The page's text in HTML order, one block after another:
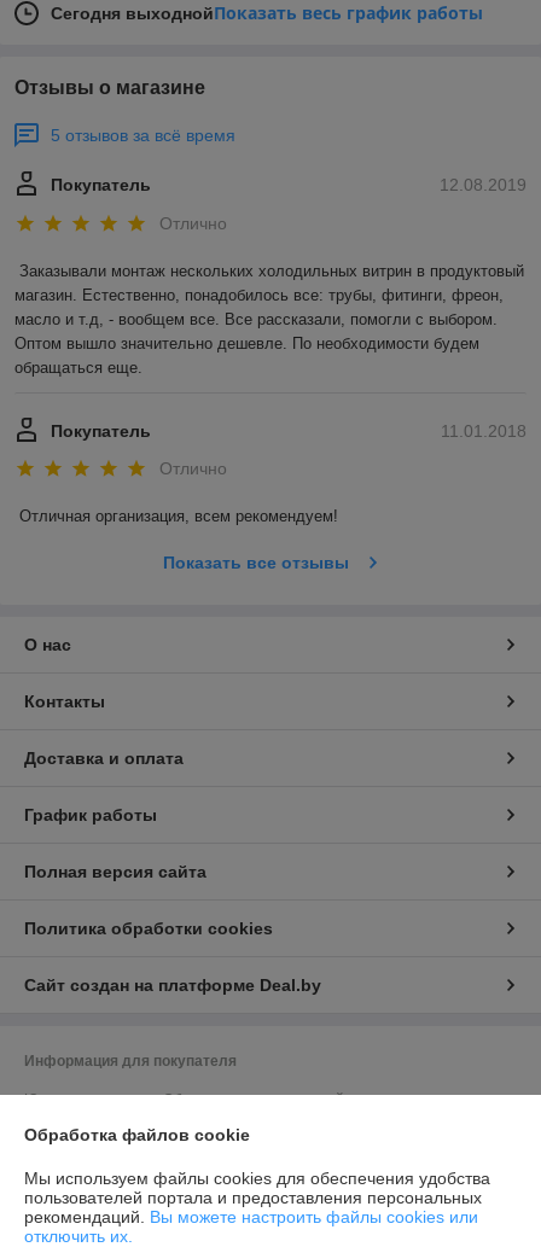
Сегодня выходнойПоказать весь график работы
Отзывы о магазине
5 отзывов за всё время
12.08.2019
Покупатель
Отлично
Заказывали монтаж нескольких холодильных витрин в продуктовый
магазин. Естественно, понадобилось все: трубы, фитинги, фреон,
масло и т.д, - вообщем все. Все рассказали, помогли с выбором.
Оптом вышло значительно дешевле. По необходимости будем
обращаться еще.
11.01.2018
Покупатель
Отлично
Отличная организация, всем рекомендуем!
Показать все отзывы
О нас
Контакты
Доставка и оплата
График работы
Полная версия сайта
Политика обработки cookies
Сайт создан на платформе Deal.by
Информация для покупателя
Юридическое лицо:Общество с ограниченной ответственностью
190863688, 220136, г. Минск, ул. Академика Жебрака, 35, оф. 309
Регистрационный номер ЕГР: 190863688
УНП: 190863688
Обработка файлов cookie
Мы используем файлы cookies для обеспечения удобства
пользователей портала и предоставления персональных
рекомендаций. Вы можете настроить файлы cookies или
отключить их.